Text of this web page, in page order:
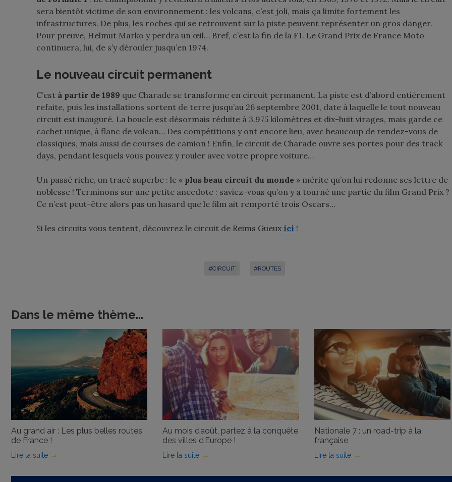
sera bientôt victime de son environnement : les volcans, c’est joli, mais ça limite fortement les
infrastructures. De plus, les roches qui se retrouvent sur la piste peuvent représenter un gros danger.
Pour preuve, Helmut Marko y perdra un œil… Bref, c’est la fin de la F1. Le Grand Prix de France Moto
continuera, lui, de s’y dérouler jusqu’en 1974.
Le nouveau circuit permanent
C’est à partir de 1989 que Charade se transforme en circuit permanent. La piste est d’abord entièrement
refaite, puis les installations sortent de terre jusqu’au 26 septembre 2001, date à laquelle le tout nouveau
circuit est inauguré. La boucle est désormais réduite à 3.975 kilomètres et dix-huit virages, mais garde ce
cachet unique, à flanc de volcan… Des compétitions y ont encore lieu, avec beaucoup de rendez-vous de
classiques, mais aussi de courses de camion ! Enfin, le circuit de Charade ouvre ses portes pour des track
days, pendant lesquels vous pouvez y rouler avec votre propre voiture…
Un passé riche, un tracé superbe : le « plus beau circuit du monde » mérite qu’on lui redonne ses lettre de
noblesse ! Terminons sur une petite anecdote : saviez-vous qu’on y a tourné une partie du film Grand Prix ?
Ce n’est peut-être alors pas un hasard que le film ait remporté trois Oscars…
Si les circuits vous tentent, découvrez le circuit de Reims Gueux ici !
#CIRCUIT #ROUTES
Dans le même thème...
Au grand air : Les plus belles routes
de France !
Lire la suite
Au mois d’août, partez à la conquête
des villes d’Europe !
Lire la suite
Nationale 7 : un road-trip à la
française
Lire la suite